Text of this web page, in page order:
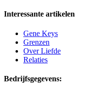
Interessante artikelen
Gene Keys
Grenzen
Over Liefde
Relaties
Bedrijfsgegevens: